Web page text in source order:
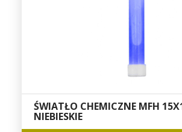
ŚWIATŁO CHEMICZNE MFH
NIEBIESKIE